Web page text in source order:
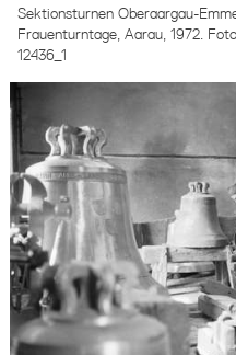
Sektionsturnen Oberaargau-
Frauenturntage, Aarau, 1972.
12436_1